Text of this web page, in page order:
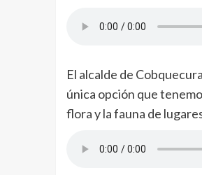
El alcalde de
única opción que
flora y la fauna de